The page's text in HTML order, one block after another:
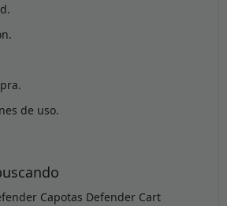
de uso.
Capotas Defender Cart